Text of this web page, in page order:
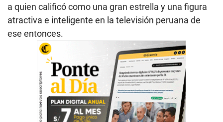
a quien calificó como una gran estrella y una figura
atractiva e inteligente en la televisión peruana de
ese entonces.